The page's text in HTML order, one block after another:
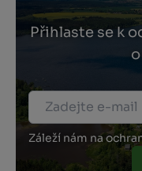
Přihlaste se k
Záleží nám na